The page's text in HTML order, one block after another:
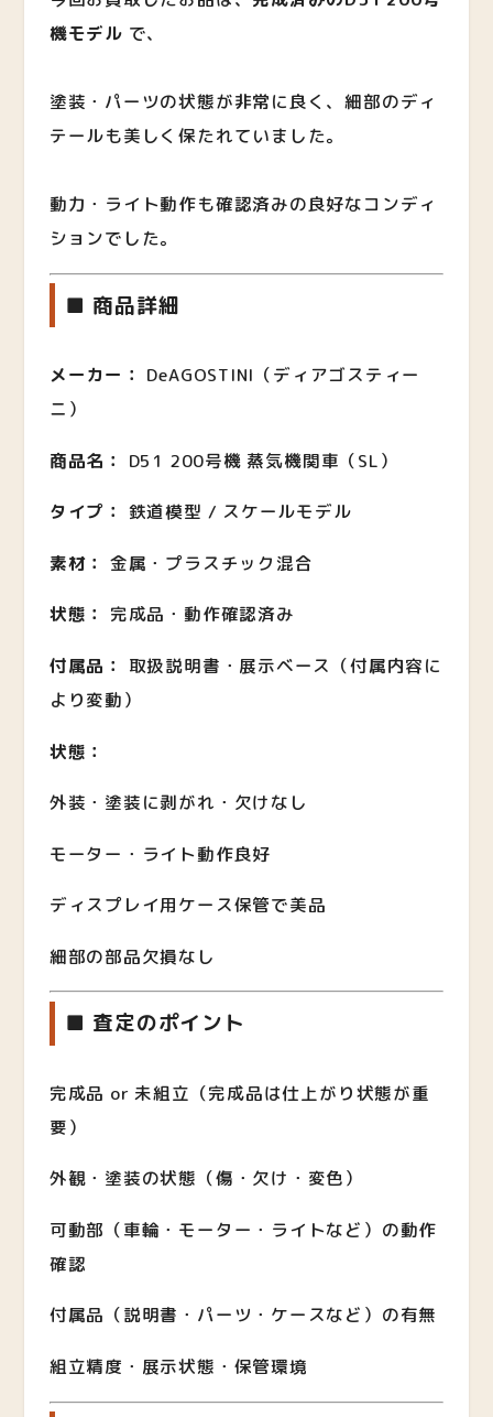
機モデル で、
塗装・パーツの状態が非常に良く、細部のディ
テールも美しく保たれていました。
動力・ライト動作も確認済みの良好なコンディ
ションでした。
■ 商品詳細
メーカー： DeAGOSTINI（ディアゴスティー
ニ）
商品名： D51 200号機 蒸気機関車（SL）
タイプ： 鉄道模型 / スケールモデル
素材： 金属・プラスチック混合
状態： 完成品・動作確認済み
付属品：
取扱説明書・展示ベース（付属内容に
より変動）
状態：
外装・塗装に剥がれ・欠けなし
モーター・ライト動作良好
ディスプレイ用ケース保管で美品
細部の部品欠損なし
■ 査定のポイント
完成品 or 未組立（完成品は仕上がり状態が重
要）
外観・塗装の状態（傷・欠け・変色）
可動部（車輪・モーター・ライトなど）の動作
確認
付属品（説明書・パーツ・ケースなど）の有無
組立精度・展示状態・保管環境